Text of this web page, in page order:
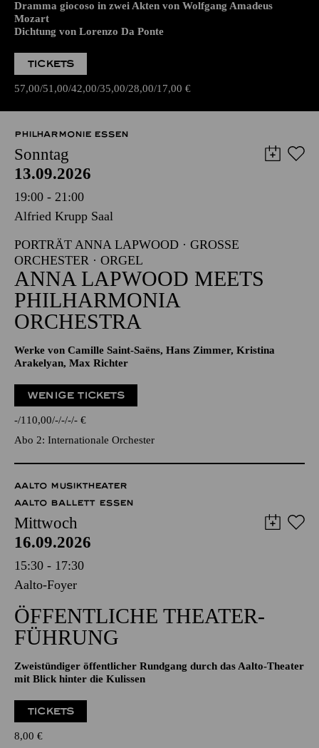
Dramma giocoso in zwei Akten von Wolfgang Amadeus
Mozart
Dichtung von Lorenzo Da Ponte
TICKETS
57,00 51,00 42,00 35,00 28,00 17,00 €
PHILHARMONIE ESSEN
Sonntag
13.09.2026
19:00 - 21:00
Alfried Krupp Saal
PORTRÄT ANNA LAPWOOD · GROSSE O
RCHESTER · ORGEL
ANNA LAPWOOD MEETS
PHILHARMONIA
ORCHESTRA
Werke von Camille Saint-Saëns, Hans Zimmer, Kristina
Arakelyan, Max Richter
WENIGE TICKETS
- 110,00 - - - - €
Abo 2: Internationale Orchester
AALTO MUSIKTHEATER
AALTO BALLETT ESSEN
Mittwoch
16.09.2026
15:30 - 17:30
Aalto-Foyer
ÖFFENTLICHE THEATER­
FÜHRUNG
Zweistündiger öffentlicher Rundgang durch das Aalto-Theater
mit Blick hinter die Kulissen
TICKETS
8,00 €